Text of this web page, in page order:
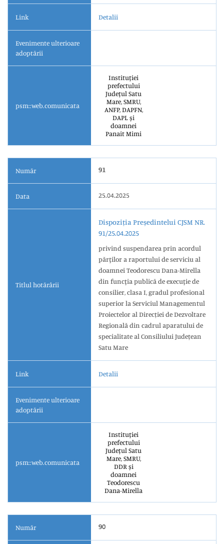
Link Detalii
Evenimente ulterioare
adoptării
psm::web.comunicata
Instituției
prefectului
Județul Satu
Mare, SMRU,
ANFP, DAPFN,
DAPL și
doamnei
Panait Mimi
Număr 91
Data 25.04.2025
Titlul hotărârii
Dispoziția Președintelui CJSM NR.
91/25.04.2025
privind suspendarea prin acordul
părţilor a raportului de serviciu al
doamnei Teodorescu Dana-Mirella
din funcţia publică de execuţie de
consilier, clasa I, gradul profesional
superior la Serviciul Managementul
Proiectelor al Direcției de Dezvoltare
Regională din cadrul aparatului de
specialitate al Consiliului Județean
Satu Mare
Link Detalii
Evenimente ulterioare
adoptării
psm::web.comunicata
Instituției
prefectului
Județul Satu
Mare, SMRU,
DDR și
doamnei
Teodorescu
Dana-Mirella
Număr 90